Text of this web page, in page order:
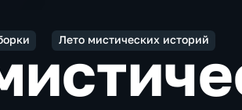
Лето мистических историй